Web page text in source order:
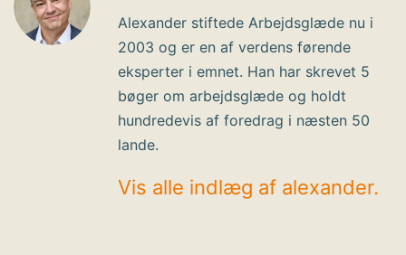
Alexander stiftede Arbejdsglæde nu i
2003 og er en af verdens førende
eksperter i emnet. Han har skrevet 5
bøger om arbejdsglæde og holdt
hundredevis af foredrag i næsten 50
lande.
Vis alle indlæg af alexander.